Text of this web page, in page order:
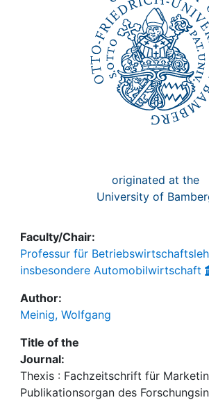
originated at the
University of
Faculty/Chair:
Professur für
insbesondere Automobilwirtschaft
Author:
Meinig, Wolfgang
Title of the
Journal:
Thexis : Fachzeitschrift für
Publikationsorgan des